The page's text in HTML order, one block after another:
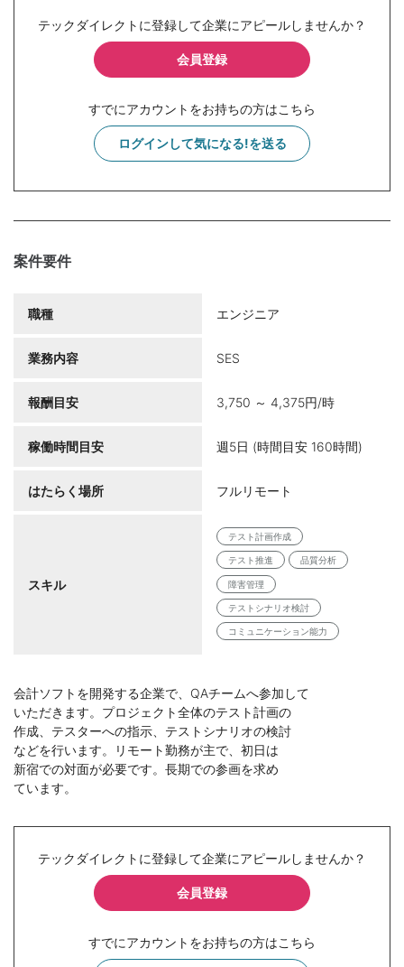
テックダイレクトに登録して企業にアピールしませんか？
会員登録
すでにアカウントをお持ちの方はこちら
ログインして気になる!を送る
案件要件
職種 エンジニア
業務内容 SES
報酬目安 3,750 ～ 4,375円/時
稼働時間目安 週5日 (時間目安 160時間)
はたらく場所 フルリモート
スキル
テスト計画作成
テスト推進 品質分析
障害管理
テストシナリオ検討
コミュニケーション能力
会計ソフトを開発する企業で、QAチームへ参加して
いただきます。プロジェクト全体のテスト計画の
作成、テスターへの指示、テストシナリオの検討
などを行います。リモート勤務が主で、初日は
新宿での対面が必要です。長期での参画を求め
ています。
テックダイレクトに登録して企業にアピールしませんか？
会員登録
すでにアカウントをお持ちの方はこちら